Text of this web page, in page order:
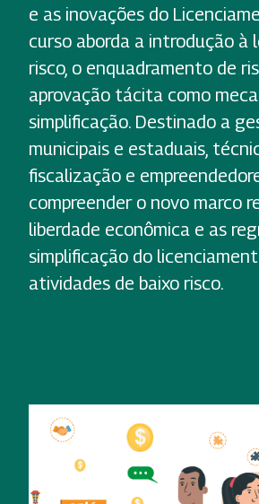
e as inovações do
curso aborda a introdução à
risco, o enquadramento de
aprovação tácita como
simplificação. Destinado a
municipais e estaduais,
fiscalização e
compreender o novo marco
liberdade econômica e as
simplificação do
atividades de baixo risco.